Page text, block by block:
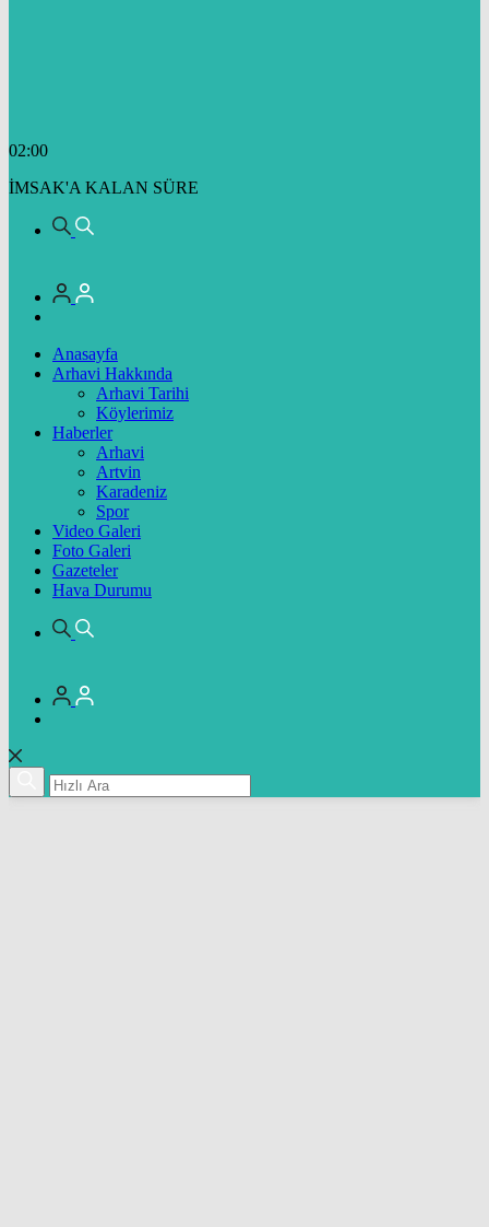
02:00
İMSAK'A KALAN SÜRE
Anasayfa
Arhavi Hakkında
Arhavi Tarihi
Köylerimiz
Haberler
Arhavi
Artvin
Karadeniz
Spor
Video Galeri
Foto Galeri
Gazeteler
Hava Durumu